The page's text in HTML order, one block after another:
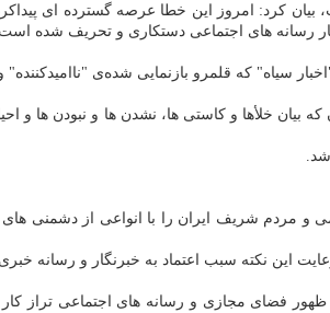
بیان کرد: امروز این خطا عرصه گسترده ای
سیاه" که قلمرو بازنمایی شده‌ی
خلأها و کاستی ها، نشدن ها و نبودن ها و
و مردم شریف ایران را با انواعی از دشمنی های
این نکته سبب اعتماد به خبرنگار و رسانه
فضای مجازی و رسانه های اجتماعی تراز کار